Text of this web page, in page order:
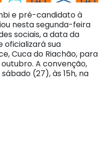
e pré-candidato à
nesta segunda-feira
sociais, a data da
oficializará sua
Cuca do Riachão, para
A convenção,
(27), às 15h, na